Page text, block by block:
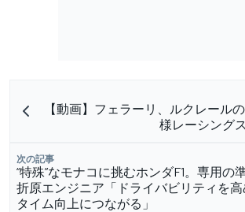
【動画】フェラーリ、ルクレール
様レーシング
次の記事
“特殊”なモナコに挑むホンダF1。専用の
折原エンジニア「ドライバビリティを
タイム向上につながる」